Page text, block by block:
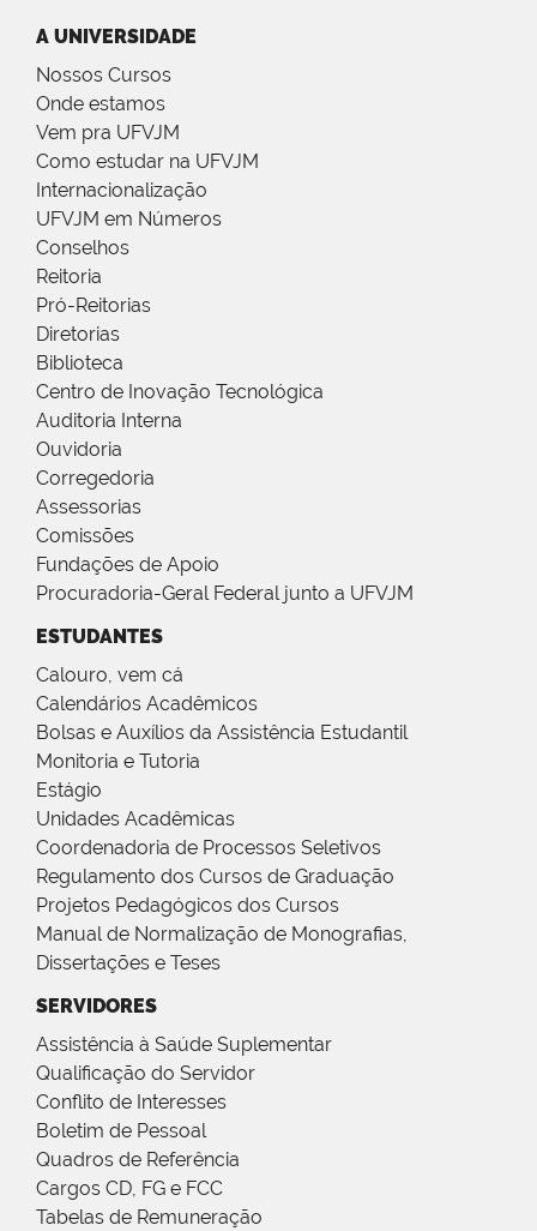
A UNIVERSIDADE
Nossos Cursos
Onde estamos
Vem pra UFVJM
Como estudar na UFVJM
Internacionalização
UFVJM em Números
Conselhos
Reitoria
Pró-Reitorias
Diretorias
Biblioteca
Centro de Inovação Tecnológica
Auditoria Interna
Ouvidoria
Corregedoria
Assessorias
Comissões
Fundações de Apoio
Procuradoria-Geral Federal junto a UFVJM
ESTUDANTES
Calouro, vem cá
Calendários Acadêmicos
Bolsas e Auxílios da Assistência Estudantil
Monitoria e Tutoria
Estágio
Unidades Acadêmicas
Coordenadoria de Processos Seletivos
Regulamento dos Cursos de Graduação
Projetos Pedagógicos dos Cursos
Manual de Normalização de Monografias,
Dissertações e Teses
SERVIDORES
Assistência à Saúde Suplementar
Qualificação do Servidor
Conflito de Interesses
Boletim de Pessoal
Quadros de Referência
Cargos CD, FG e FCC
Tabelas de Remuneração